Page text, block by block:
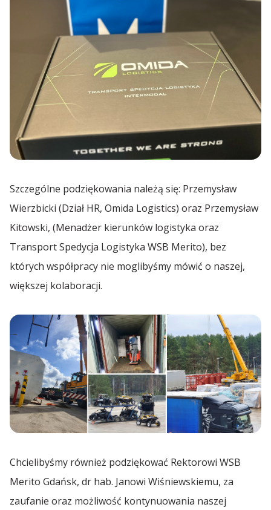
Szczególne podziękowania należą się: Przemysław
Wierzbicki (Dział HR, Omida Logistics) oraz Przemysław
Kitowski, (Menadżer kierunków logistyka oraz
Transport Spedycja Logistyka WSB Merito), bez
których współpracy nie moglibyśmy mówić o naszej,
większej kolaboracji.
Chcielibyśmy również podziękować Rektorowi WSB
Merito Gdańsk, dr hab. Janowi Wiśniewskiemu, za
zaufanie oraz możliwość kontynuowania naszej